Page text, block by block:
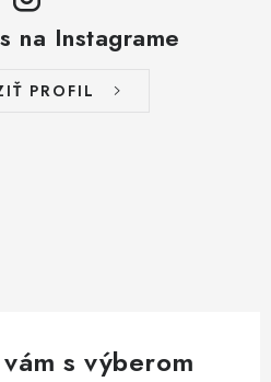
na Instagrame
PROFIL
s výberom